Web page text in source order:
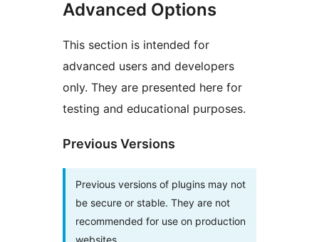
Advanced Options
This section is intended for
advanced users and developers
only. They are presented here for
testing and educational purposes.
Previous Versions
Previous versions of plugins may not
be secure or stable. They are not
recommended for use on production
websites.